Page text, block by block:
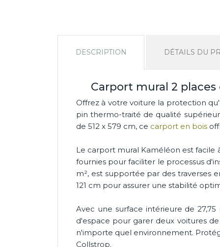
DESCRIPTION DÉTAILS DU
Carport mural 2
Offrez à votre voiture la protection
pin thermo-traité de qualité
de 512 x 579 cm, ce carport en bois
Le carport mural Kaméléon est facile
fournies pour faciliter le processus
m², est supportée par des traverses
121 cm pour assurer une stabilité
Avec une surface intérieure de
d'espace pour garer deux voitures
n'importe quel environnement.
Collstrop.